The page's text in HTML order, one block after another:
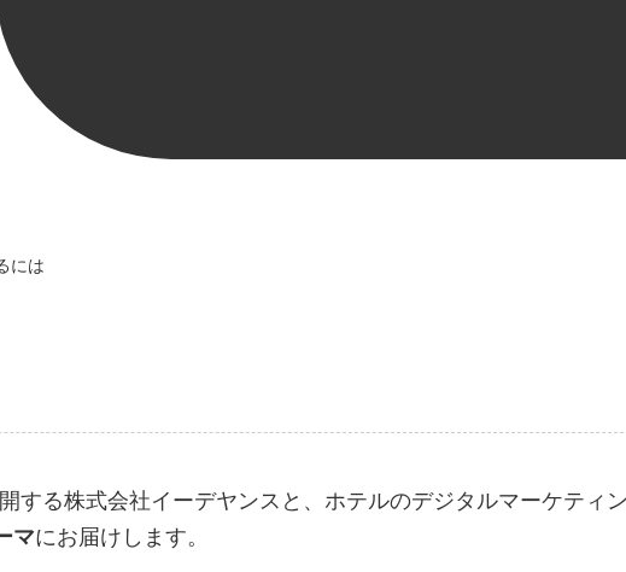
には
する株式会社イーデヤンスと、ホテルのデジタルマーケティ
マにお届けします。